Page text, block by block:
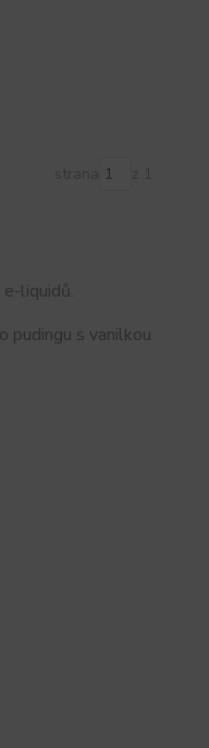
e-liquidů.
pudingu s vanilkou